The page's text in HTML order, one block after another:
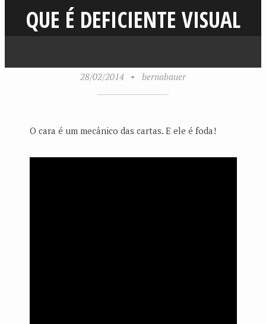
QUE É DEFICIENTE VISUAL
28/02/2014 • bernabauer
O cara é um mecânico das cartas. E ele é foda!